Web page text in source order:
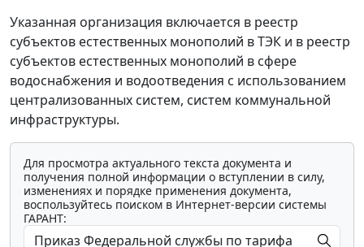
Указанная организация включается в реестр
субъектов естественных монополий в ТЭК и в реестр
субъектов естественных монополий в сфере
водоснабжения и водоотведения с использованием
централизованных систем, систем коммунальной
инфраструктуры.
Для просмотра актуального текста документа и
получения полной информации о вступлении в силу,
изменениях и порядке применения документа,
воспользуйтесь поиском в Интернет-версии системы
ГАРАНТ: